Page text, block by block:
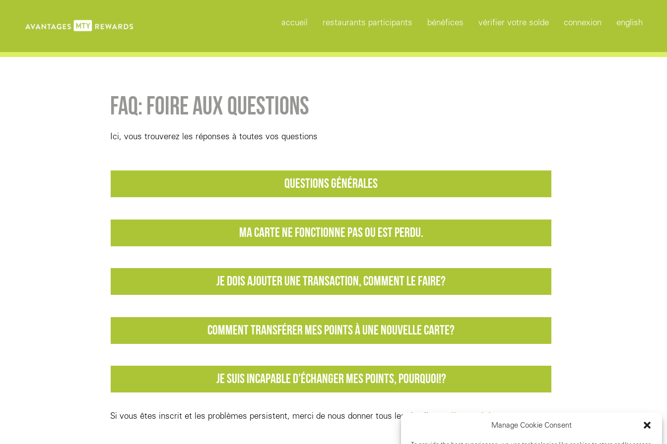
Manage Cookie Consent
accueil restaurants participants bénéfices vérifier votre solde connexion english
FAQ: FOIRE AUX QUESTIONS
Ici, vous trouverez les réponses à toutes vos questions
Questions générales
Ma carte ne fonctionne pas ou est perdu.
Je dois ajouter une transaction, comment le faire?
Comment transférer mes points à une nouvelle carte?
Je suis incapable d’échanger mes points, pourquoi!?
Si vous êtes inscrit et les problèmes persistent, merci de nous donner tous les détails en cliquant ici